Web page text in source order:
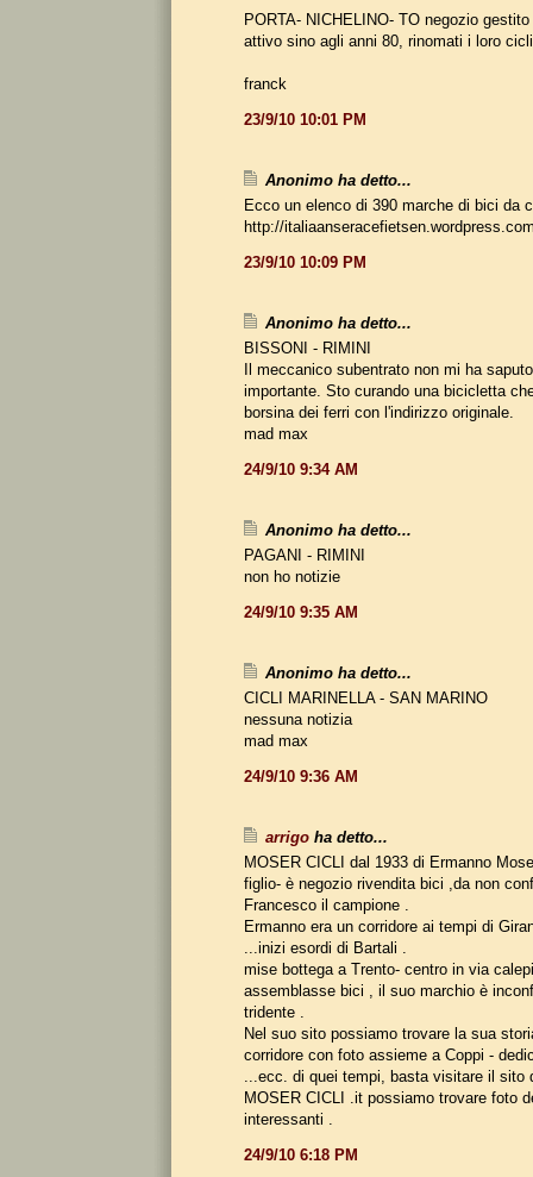
PORTA- NICHELINO- TO negozio
attivo sino agli anni 80, rinomati i loro
franck
23/9/10 10:01 PM
Anonimo ha detto...
Ecco un elenco di 390 marche di bici da
http://
23/9/10 10:09 PM
Anonimo ha detto...
BISSONI - RIMINI
Il meccanico subentrato non mi ha
importante. Sto curando una bicicletta
borsina dei ferri con l'indirizzo originale.
mad max
24/9/10 9:34 AM
Anonimo ha detto...
PAGANI - RIMINI
non ho notizie
24/9/10 9:35 AM
Anonimo ha detto...
CICLI MARINELLA - SAN MARINO
nessuna notizia
mad max
24/9/10 9:36 AM
arrigo ha detto...
MOSER CICLI dal 1933 di Ermanno
figlio- è negozio rivendita bici ,da non
Francesco il campione .
Ermanno era un corridore ai tempi di
...inizi esordi di Bartali .
mise bottega a Trento- centro in via
assemblasse bici , il suo marchio è
tridente .
Nel suo sito possiamo trovare la sua
corridore con foto assieme a Coppi -
...ecc. di quei tempi, basta visitare il sito
MOSER CICLI .it possiamo trovare foto
interessanti .
24/9/10 6:18 PM